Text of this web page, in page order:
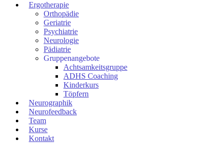
Ergotherapie
Orthopädie
Geriatrie
Psychiatrie
Neurologie
Pädiatrie
Gruppenangebote
Achtsamkeitsgruppe
ADHS Coaching
Kinderkurs
Töpfern
Neurographik
Neurofeedback
Team
Kurse
Kontakt